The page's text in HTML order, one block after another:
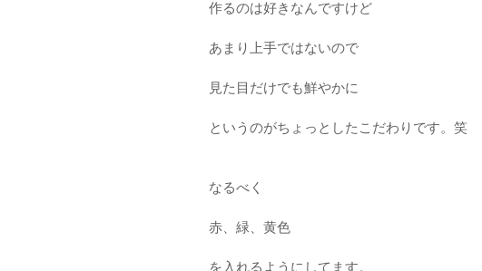
作るのは好きなんですけど
あまり上手ではないので
見た目だけでも鮮やかに
というのがちょっとしたこだわりです。笑
なるべく
赤、緑、黄色